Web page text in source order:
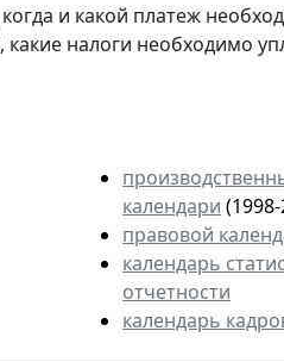
когда и какой платеж
налоги необходимо
календари
правовой
календарь
отчетности
календарь